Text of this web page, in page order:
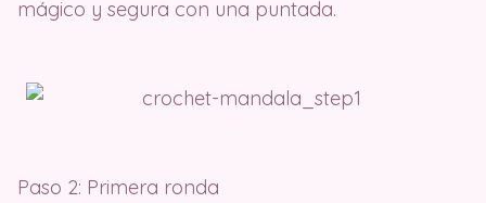
mágico y segura con una puntada.
Paso 2: Primera ronda